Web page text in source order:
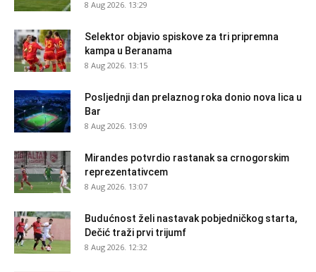
8 Aug 2026. 13:29
Selektor objavio spiskove za tri pripremna
kampa u Beranama
8 Aug 2026. 13:15
Posljednji dan prelaznog roka donio nova lica u
Bar
8 Aug 2026. 13:09
Mirandes potvrdio rastanak sa crnogorskim
reprezentativcem
8 Aug 2026. 13:07
Budućnost želi nastavak pobjedničkog starta,
Dečić traži prvi trijumf
8 Aug 2026. 12:32